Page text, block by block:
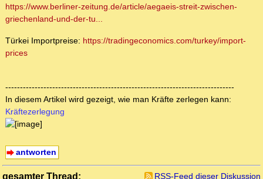
https://www.berliner-zeitung.de/article/aegaeis-streit-zwischen-
griechenland-und-der-tu...
Türkei Importpreise: https://tradingeconomics.com/turkey/import-
prices
------------------------------------------------------------------------------
In diesem Artikel wird gezeigt, wie man Kräfte zerlegen kann:
Kräftezerlegung
antworten
gesamter Thread: RSS-Feed dieser Diskussion